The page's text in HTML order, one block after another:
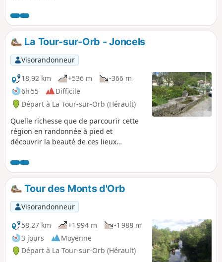
La Tour-sur-Orb - Joncels
Visorandonneur
18,92 km
+536 m
-366 m
6h 55
Difficile
Départ à La Tour-sur-Orb (Hérault)
Quelle richesse que de parcourir cette
région en randonnée à pied et
découvrir la beauté de ces lieux
de flore et de faune. Les autochtones et
anciens ont marqué leurs empreintes
ces contrées en laissant un souvenir aux
visiteurs en recherche. Quelles que
soient ses convictions, nous ne devons
pas rester indifférents.
Tour des Monts d'Orb
Visorandonneur
58,27 km
+1 994 m
-1 988 m
3 jours
Moyenne
Départ à La Tour-sur-Orb (Hérault)